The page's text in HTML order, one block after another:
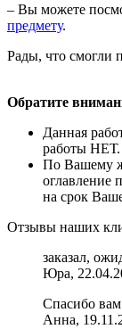
– Вы можете
предмету.
Рады, что смогли
Обратите
Данная
работы НЕТ.
По Вашему
оглавление
на срок
Отзывы наших
заказал,
Юра,
Спасибо вам
Анна,